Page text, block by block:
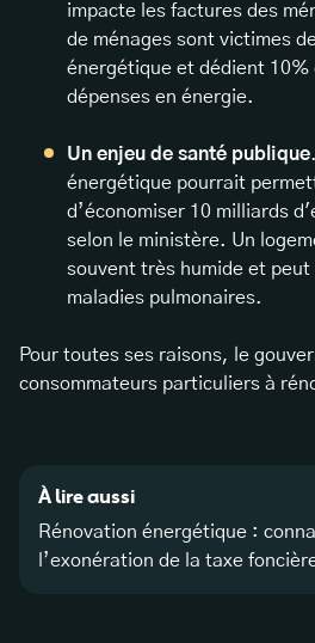
impacte les factures des
de ménages sont victimes
énergétique et dédient 10%
dépenses en énergie.
Un enjeu de santé publique
énergétique pourrait
d’économiser 10 milliards
selon le ministère. Un
souvent très humide et peut
maladies pulmonaires.
Pour toutes ses raisons, le
consommateurs particuliers à
À lire aussi
Rénovation énergétique :
l’exonération de la taxe